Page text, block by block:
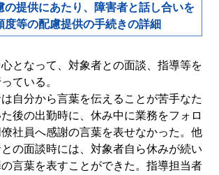
の提供にあたり、障害者と話し合いを
度等の配慮提供の手続きの詳細
となって、対象者との面談、指導等を
ている。
自分から言葉を伝えることが苦手なた
後の出勤時に、休み中に業務をフォロ
社員へ感謝の言葉を表せなかった。他
の面談時には、対象者自ら休みが続い
言葉を表すことができた。指導担当者